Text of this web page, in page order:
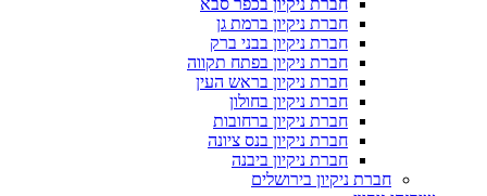
חברת ניקיון בכפר סבא
חברת ניקיון ברמת גן
חברת ניקיון בבני ברק
חברת ניקיון בפתח תקווה
חברת ניקיון בראש העין
חברת ניקיון בחולון
חברת ניקיון ברחובות
חברת ניקיון בנס ציונה
חברת ניקיון ביבנה
חברת ניקיון בירושלים